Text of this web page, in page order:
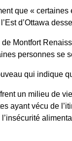
que «
d’Ottawa
Montfort
personnes
qui indique
un milieu de
ayant vécu de